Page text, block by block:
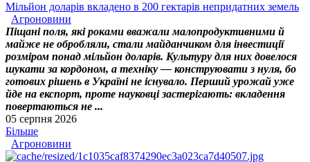
Мільйон доларів вкладено в 200 гектарів непридатних земель
Агроновини
Піщані поля, які роками вважали малопродуктивними й
майже не обробляли, стали майданчиком для інвестиції
розміром понад мільйон доларів. Культуру для них довелося
шукати за кордоном, а техніку — конструювати з нуля, бо
готових рішень в Україні не існувало. Перший урожай уже
йде на експорт, проте науковці застерігають: вкладення
повертаються не ...
05 серпня 2026
Більше
Агроновини